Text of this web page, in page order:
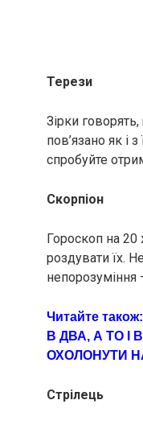
Терези
Зірки
пов’язано як і
спробуйте
Скорпіон
Гороскоп на 20
роздувати їх.
непорозуміння
Читайте також:
В ДВА, А ТO І
ОХOЛОНУТИ
Стрілець